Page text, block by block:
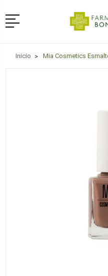
Menú
Inicio Mia Cosmetics